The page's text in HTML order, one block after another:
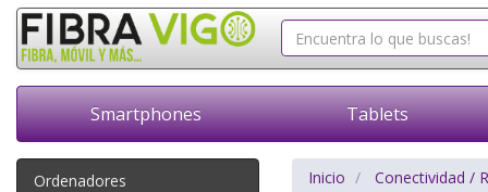
Smartphones Tablets
Ordenadores Inicio Conectividad /